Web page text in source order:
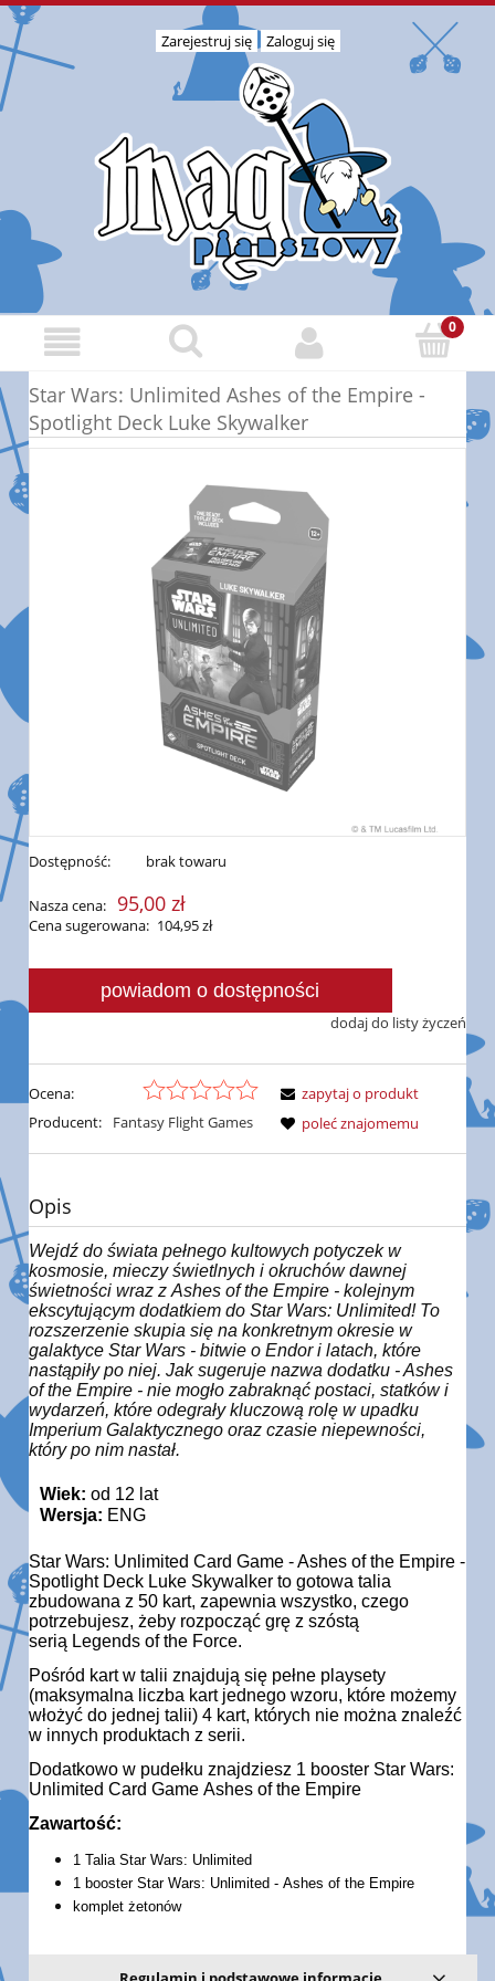
Zarejestruj się Zaloguj się
Star Wars: Unlimited Ashes of the Empire -
Spotlight Deck Luke Skywalker
Dostępność: brak towaru
Nasza cena: 95,00 zł
Cena sugerowana: 104,95 zł
powiadom o dostępności
dodaj do listy życzeń
Ocena:
Producent:
Fantasy Flight Games
zapytaj o produkt
poleć znajomemu
Opis
Wejdź do świata pełnego kultowych potyczek w
kosmosie, mieczy świetlnych i okruchów dawnej
świetności wraz z Ashes of the Empire - kolejnym
ekscytującym dodatkiem do Star Wars: Unlimited! To
rozszerzenie skupia się na konkretnym okresie w
galaktyce Star Wars - bitwie o Endor i latach, które
nastąpiły po niej. Jak sugeruje nazwa dodatku - Ashes
of the Empire - nie mogło zabraknąć postaci, statków i
wydarzeń, które odegrały kluczową rolę w upadku
Imperium Galaktycznego oraz czasie niepewności,
który po nim nastał.
Wiek: od 12 lat
Wersja: ENG
Star Wars: Unlimited Card Game - Ashes of the Empire -
Spotlight Deck Luke Skywalker to gotowa talia
zbudowana z 50 kart, zapewnia wszystko, czego
potrzebujesz, żeby rozpocząć grę z szóstą
serią Legends of the Force.
Pośród kart w talii znajdują się pełne playsety
(maksymalna liczba kart jednego wzoru, które możemy
włożyć do jednej talii) 4 kart, których nie można znaleźć
w innych produktach z serii.
Dodatkowo w pudełku znajdziesz 1 booster Star Wars:
Unlimited Card Game Ashes of the Empire
Zawartość:
1 Talia Star Wars: Unlimited
1 booster Star Wars: Unlimited - Ashes of the Empire
komplet żetonów